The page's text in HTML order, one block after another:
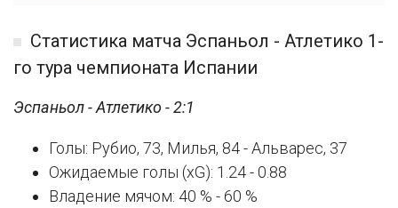
Статистика матча Эспаньол - Атлетико 1-
го тура чемпионата Испании
Эспаньол - Атлетико - 2:1
Голы: Рубио, 73, Милья, 84 - Альварес, 37
Ожидаемые голы (xG): 1.24 - 0.88
Владение мячом: 40 % - 60 %